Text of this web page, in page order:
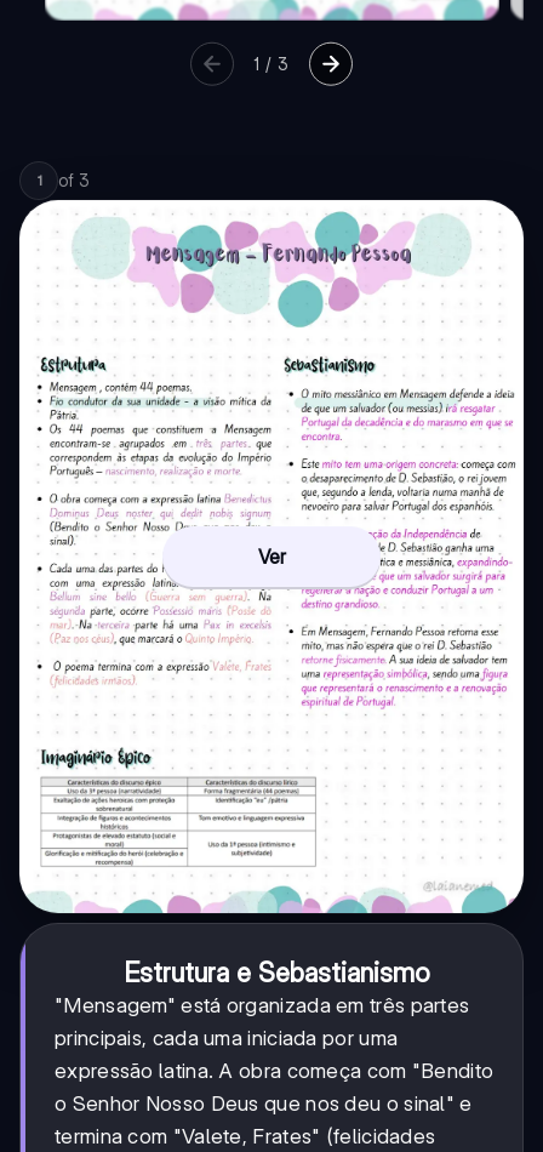
1 / 3
1 of 3
Ver
Estrutura e Sebastianismo
"Mensagem" está organizada em três partes
principais, cada uma iniciada por uma
expressão latina. A obra começa com "Bendito
o Senhor Nosso Deus que nos deu o sinal" e
termina com "Valete, Frates" (felicidades